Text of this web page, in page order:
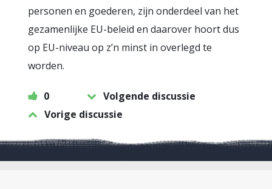
personen en goederen, zijn onderdeel van het
gezamenlijke EU-beleid en daarover hoort dus
op EU-niveau op z’n minst in overlegd te
worden.
0
Volgende discussie
Vorige discussie